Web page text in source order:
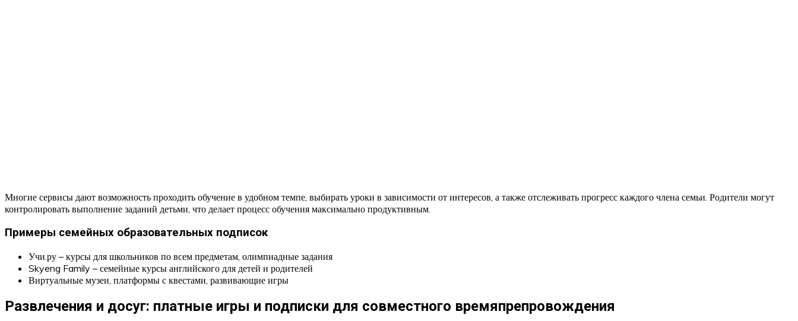
Многие сервисы дают возможность проходить обучение в удобном темпе, выбирать уроки в зависимости от интересов, а также отслеживать прогресс каждого члена семьи. Родители могут
контролировать выполнение заданий детьми, что делает процесс обучения максимально продуктивным.
Примеры семейных образовательных подписок
Учи.ру – курсы для школьников по всем предметам, олимпиадные задания
Skyeng Family – семейные курсы английского для детей и родителей
Виртуальные музеи, платформы с квестами, развивающие игры
Развлечения и досуг: платные игры и подписки для совместного времяпрепровождения